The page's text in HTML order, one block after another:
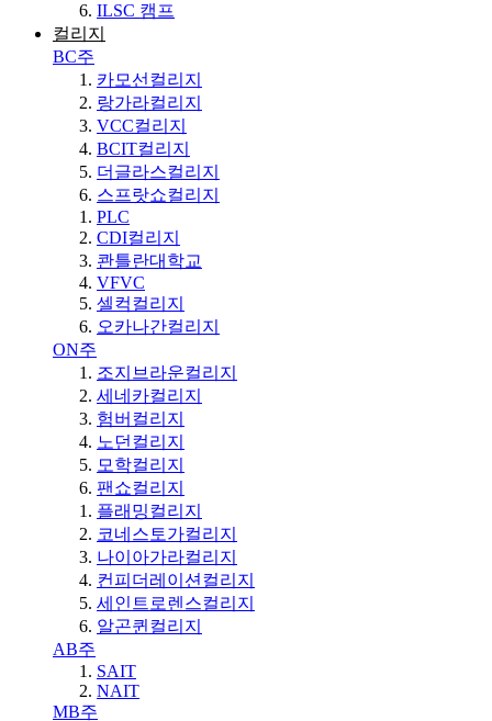
ILSC 캠프
컬리지
BC주
카모선컬리지
랑가라컬리지
VCC컬리지
BCIT컬리지
더글라스컬리지
스프랏쇼컬리지
PLC
CDI컬리지
콴틀란대학교
VFVC
셀컥컬리지
오카나간컬리지
ON주
조지브라운컬리지
세네카컬리지
험버컬리지
노던컬리지
모학컬리지
팬쇼컬리지
플래밍컬리지
코네스토가컬리지
나이아가라컬리지
컨피더레이션컬리지
세인트로렌스컬리지
알곤퀸컬리지
AB주
SAIT
NAIT
MB주